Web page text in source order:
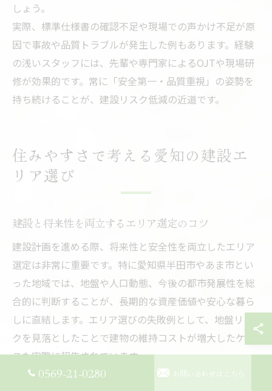
しょう。
実際、標準仕様書の確認不足や現場での声かけ不足が原
因で事故や品質トラブルが発生した例もあります。経験
の浅いスタッフには、先輩や専門家によるOJTや現場研
修が効果的です。常に「安全第一・品質重視」の姿勢を
持ち続けることが、建設リスク低減の近道です。
住みやすさで考える愛知の建設エ
リア選び
建設と将来性を両立するエリア選定のコツ
建設計画を進める際、将来性と安全性を両立したエリア
選定は非常に重要です。特に愛知県半田市やあま市とい
った地域では、地盤や人口動態、今後の都市発展性を総
合的に判断することが、長期的な資産価値や安心な暮ら
しに直結します。エリア選びの失敗例として、地盤リス
クを見落としたことで建物の維持コストが増大したケー
スも実際に報告されています。
成功するためのポイントは、まず各自治体が公表してい
0569-21-0280 お問い合わせはこちら